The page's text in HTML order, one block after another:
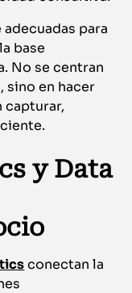
para
base
No se centran
sino en hacer
capturar,
y Data
conectan la